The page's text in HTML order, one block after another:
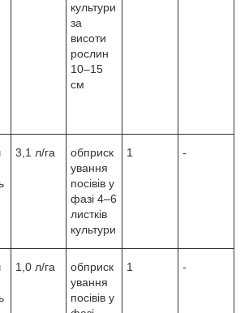
культури
за
висоти
рослин
10–15
см
3,1 л/га
обприск
ування
посівів у
фазі 4–6
листків
культури
1 -
1,0 л/га
обприск
ування
посівів у
1 -